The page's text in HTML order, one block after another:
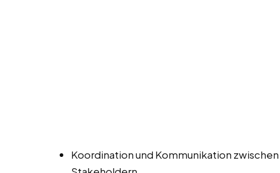
Koordination und Kommunikation